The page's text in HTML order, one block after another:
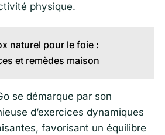
physique.
naturel pour le foie :
et remèdes maison
se démarque par son
d’exercices dynamiques
favorisant un équilibre